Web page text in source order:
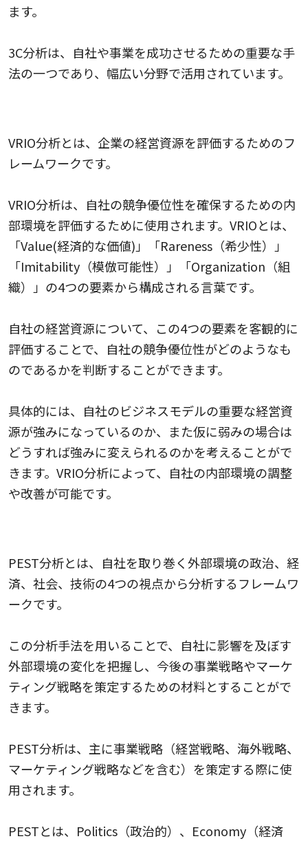
ます。
3C分析は、自社や事業を成功させるための重要な手
法の一つであり、幅広い分野で活用されています。
VRIO分析とは、企業の経営資源を評価するためのフ
レームワークです。
VRIO分析は、自社の競争優位性を確保するための内
部環境を評価するために使用されます。VRIOとは、
「Value(経済的な価値)」「Rareness（希少性）」
「Imitability（模倣可能性）」「Organization（組
織）」の4つの要素から構成される言葉です。
自社の経営資源について、この4つの要素を客観的に
評価することで、自社の競争優位性がどのようなも
のであるかを判断することができます。
具体的には、自社のビジネスモデルの重要な経営資
源が強みになっているのか、また仮に弱みの場合は
どうすれば強みに変えられるのかを考えることがで
きます。VRIO分析によって、自社の内部環境の調整
や改善が可能です。
PEST分析とは、自社を取り巻く外部環境の政治、経
済、社会、技術の4つの視点から分析するフレームワ
ークです。
この分析手法を用いることで、自社に影響を及ぼす
外部環境の変化を把握し、今後の事業戦略やマーケ
ティング戦略を策定するための材料とすることがで
きます。
PEST分析は、主に事業戦略（経営戦略、海外戦略、
マーケティング戦略などを含む）を策定する際に使
用されます。
PESTとは、Politics（政治的）、Economy（経済